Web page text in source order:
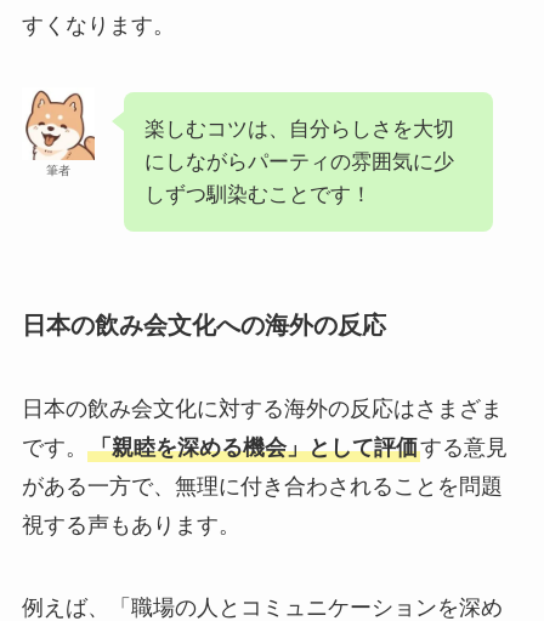
すくなります。
筆者
楽しむコツは、自分らしさを大切
にしながらパーティの雰囲気に少
しずつ馴染むことです！
日本の飲み会文化への海外の反応
日本の飲み会文化に対する海外の反応はさまざま
です。 「親睦を深める機会」として評価する意見
がある一方で、無理に付き合わされることを問題
視する声もあります。
例えば、「職場の人とコミュニケーションを深め